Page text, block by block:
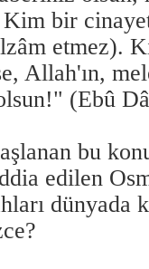
bir
etmez).
Allah'ın,
(Ebû
bu
edilen
dünyada